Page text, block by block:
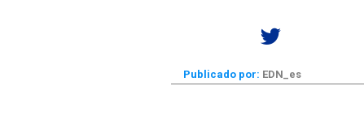
Publicado por: EDN_es